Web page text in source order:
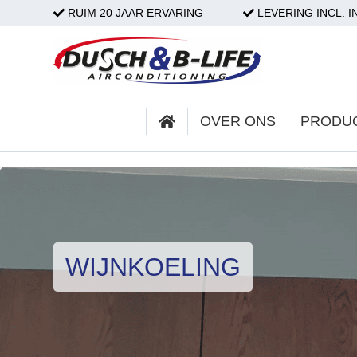
ZAKELIJK
SERVICE & ONDERHOUD
RUIM 20 JAAR ERVARING LEVERING INCL.
OVER ONS
WIJNKOELING